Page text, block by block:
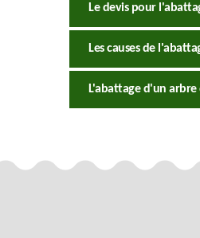
Le devis pour
Les causes de
L'abattage d'un